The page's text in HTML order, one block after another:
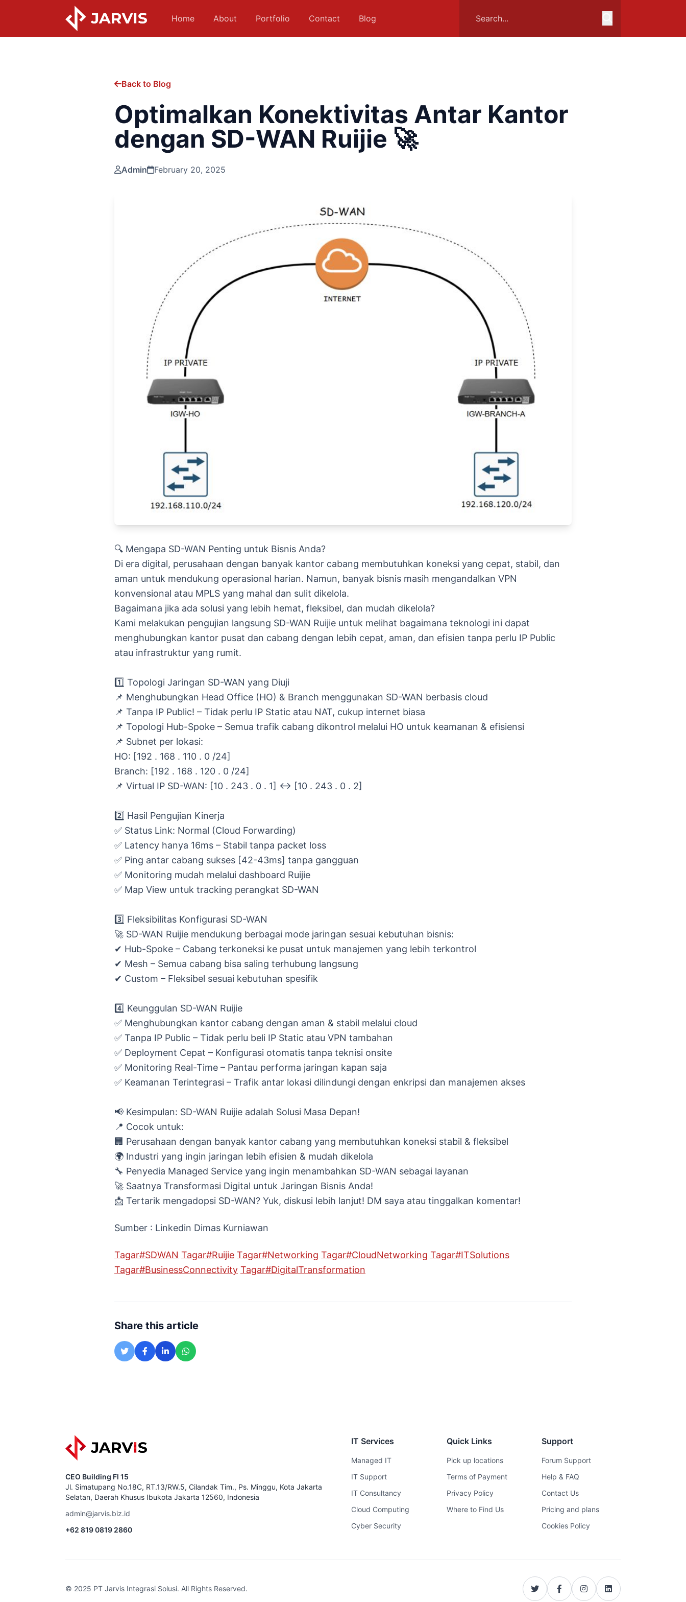
Home About Portfolio Contact Blog
Back to Blog
Optimalkan Konektivitas Antar Kantor
dengan SD-WAN Ruijie 🚀
Admin February 20, 2025
🔍 Mengapa SD-WAN Penting untuk Bisnis Anda?
Di era digital, perusahaan dengan banyak kantor cabang membutuhkan koneksi yang cepat, stabil, dan
aman untuk mendukung operasional harian. Namun, banyak bisnis masih mengandalkan VPN
konvensional atau MPLS yang mahal dan sulit dikelola.
Bagaimana jika ada solusi yang lebih hemat, fleksibel, dan mudah dikelola?
Kami melakukan pengujian langsung SD-WAN Ruijie untuk melihat bagaimana teknologi ini dapat
menghubungkan kantor pusat dan cabang dengan lebih cepat, aman, dan efisien tanpa perlu IP Public
atau infrastruktur yang rumit.
1️⃣ Topologi Jaringan SD-WAN yang Diuji
📌 Menghubungkan Head Office (HO) & Branch menggunakan SD-WAN berbasis cloud
📌 Tanpa IP Public! – Tidak perlu IP Static atau NAT, cukup internet biasa
📌 Topologi Hub-Spoke – Semua trafik cabang dikontrol melalui HO untuk keamanan & efisiensi
📌 Subnet per lokasi:
HO: [192 . 168 . 110 . 0 /24]
Branch: [192 . 168 . 120 . 0 /24]
📌 Virtual IP SD-WAN: [10 . 243 . 0 . 1] ↔ [10 . 243 . 0 . 2]
2️⃣ Hasil Pengujian Kinerja
✅ Status Link: Normal (Cloud Forwarding)
✅ Latency hanya 16ms – Stabil tanpa packet loss
✅ Ping antar cabang sukses [42-43ms] tanpa gangguan
✅ Monitoring mudah melalui dashboard Ruijie
✅ Map View untuk tracking perangkat SD-WAN
3️⃣ Fleksibilitas Konfigurasi SD-WAN
🚀 SD-WAN Ruijie mendukung berbagai mode jaringan sesuai kebutuhan bisnis:
✔ Hub-Spoke – Cabang terkoneksi ke pusat untuk manajemen yang lebih terkontrol
✔ Mesh – Semua cabang bisa saling terhubung langsung
✔ Custom – Fleksibel sesuai kebutuhan spesifik
4️⃣ Keunggulan SD-WAN Ruijie
✅ Menghubungkan kantor cabang dengan aman & stabil melalui cloud
✅ Tanpa IP Public – Tidak perlu beli IP Static atau VPN tambahan
✅ Deployment Cepat – Konfigurasi otomatis tanpa teknisi onsite
✅ Monitoring Real-Time – Pantau performa jaringan kapan saja
✅ Keamanan Terintegrasi – Trafik antar lokasi dilindungi dengan enkripsi dan manajemen akses
📢 Kesimpulan: SD-WAN Ruijie adalah Solusi Masa Depan!
📍 Cocok untuk:
🏢 Perusahaan dengan banyak kantor cabang yang membutuhkan koneksi stabil & fleksibel
🌍 Industri yang ingin jaringan lebih efisien & mudah dikelola
🔧 Penyedia Managed Service yang ingin menambahkan SD-WAN sebagai layanan
🚀 Saatnya Transformasi Digital untuk Jaringan Bisnis Anda!
📩 Tertarik mengadopsi SD-WAN? Yuk, diskusi lebih lanjut! DM saya atau tinggalkan komentar!
Sumber : Linkedin Dimas Kurniawan
Tagar#SDWAN Tagar#Ruijie Tagar#Networking Tagar#CloudNetworking Tagar#ITSolutions
Tagar#BusinessConnectivity Tagar#DigitalTransformation
Share this article
CEO Building Fl 15
Jl. Simatupang No.18C, RT.13/RW.5, Cilandak Tim., Ps. Minggu, Kota Jakarta
Selatan, Daerah Khusus Ibukota Jakarta 12560, Indonesia
admin@jarvis.biz.id
+62 819 0819 2860
IT Services
Managed IT
IT Support
IT Consultancy
Cloud Computing
Cyber Security
Quick Links
Pick up locations
Terms of Payment
Privacy Policy
Where to Find Us
Support
Forum Support
Help & FAQ
Contact Us
Pricing and plans
Cookies Policy
© 2025 PT Jarvis Integrasi Solusi. All Rights Reserved.